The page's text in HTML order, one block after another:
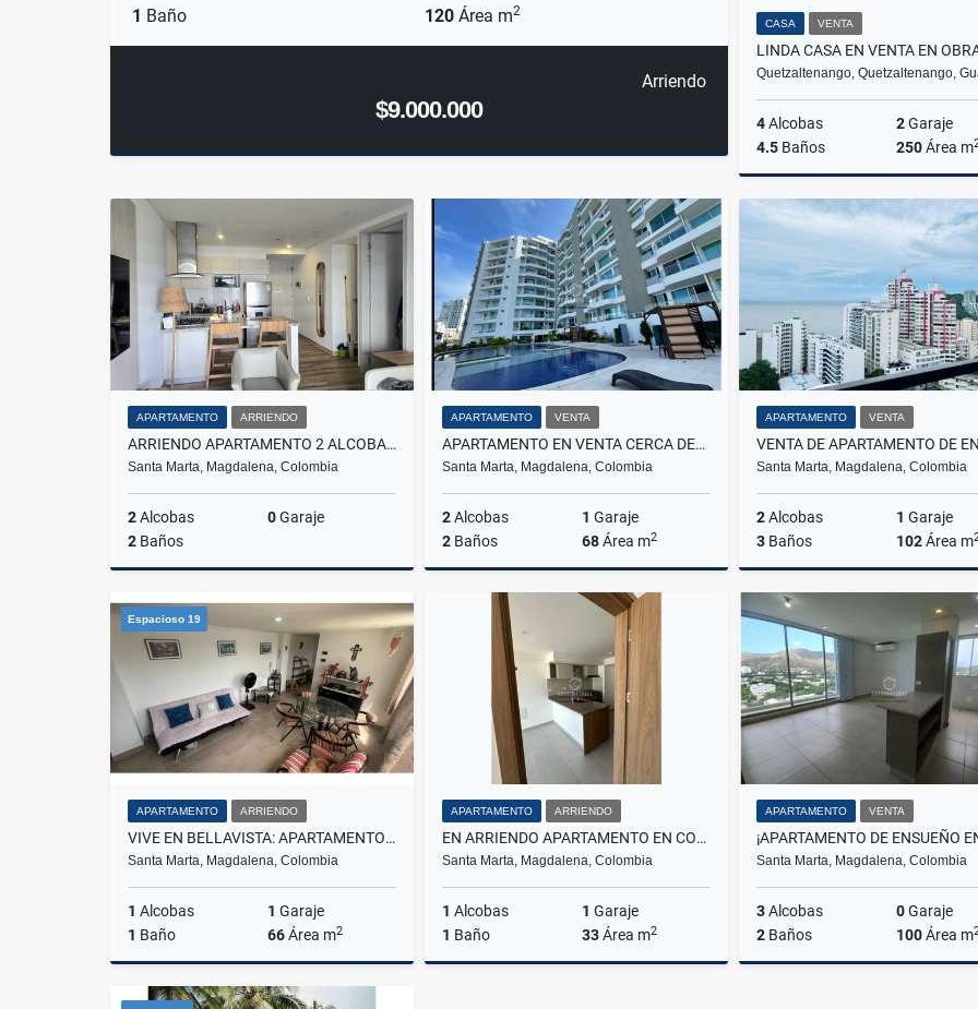
1 Baño 120 Área m2
Arriendo
$9.000.000
CASA VENTA
Quetzaltenango, Quetzaltenango,
4Alcobas 2Garaje
4.5 Baños 250Área m
Q1,495,000
APARTAMENTO ARRIENDO
ARRIENDO APARTAMENTO 2 ALCOBAS AMOBLADO - ALUNA BEACH
Santa Marta, Magdalena, Colombia
2Alcobas 0Garaje
2 Baños
Arriendo
$4.000.000
APARTAMENTO VENTA
APARTAMENTO EN VENTA CERCA DEL MAR – IDEAL PARA RENTA TURÍSTICA
Santa Marta, Magdalena, Colombia
2Alcobas 1 Garaje
2 Baños 68Área m2
$420.000.000
APARTAMENTO VENTA
Santa Marta, Magdalena, Colombia
2Alcobas 1 Garaje
3 Baños 102Área m
$750.000.000
Espacioso 19
APARTAMENTO ARRIENDO
VIVE EN BELLAVISTA: APARTAMENTO AMOBLADO EN ARRIENDO - G.018
Santa Marta, Magdalena, Colombia
1 Alcobas 1 Garaje
1 Baño 66Área m2
APARTAMENTO ARRIENDO
EN ARRIENDO APARTAMENTO EN CONJUNTO CORALINA CARIBE
Santa Marta, Magdalena, Colombia
1 Alcobas 1 Garaje
1 Baño 33Área m2
APARTAMENTO VENTA
Santa Marta, Magdalena, Colombia
3Alcobas 0Garaje
2 Baños 100Área m